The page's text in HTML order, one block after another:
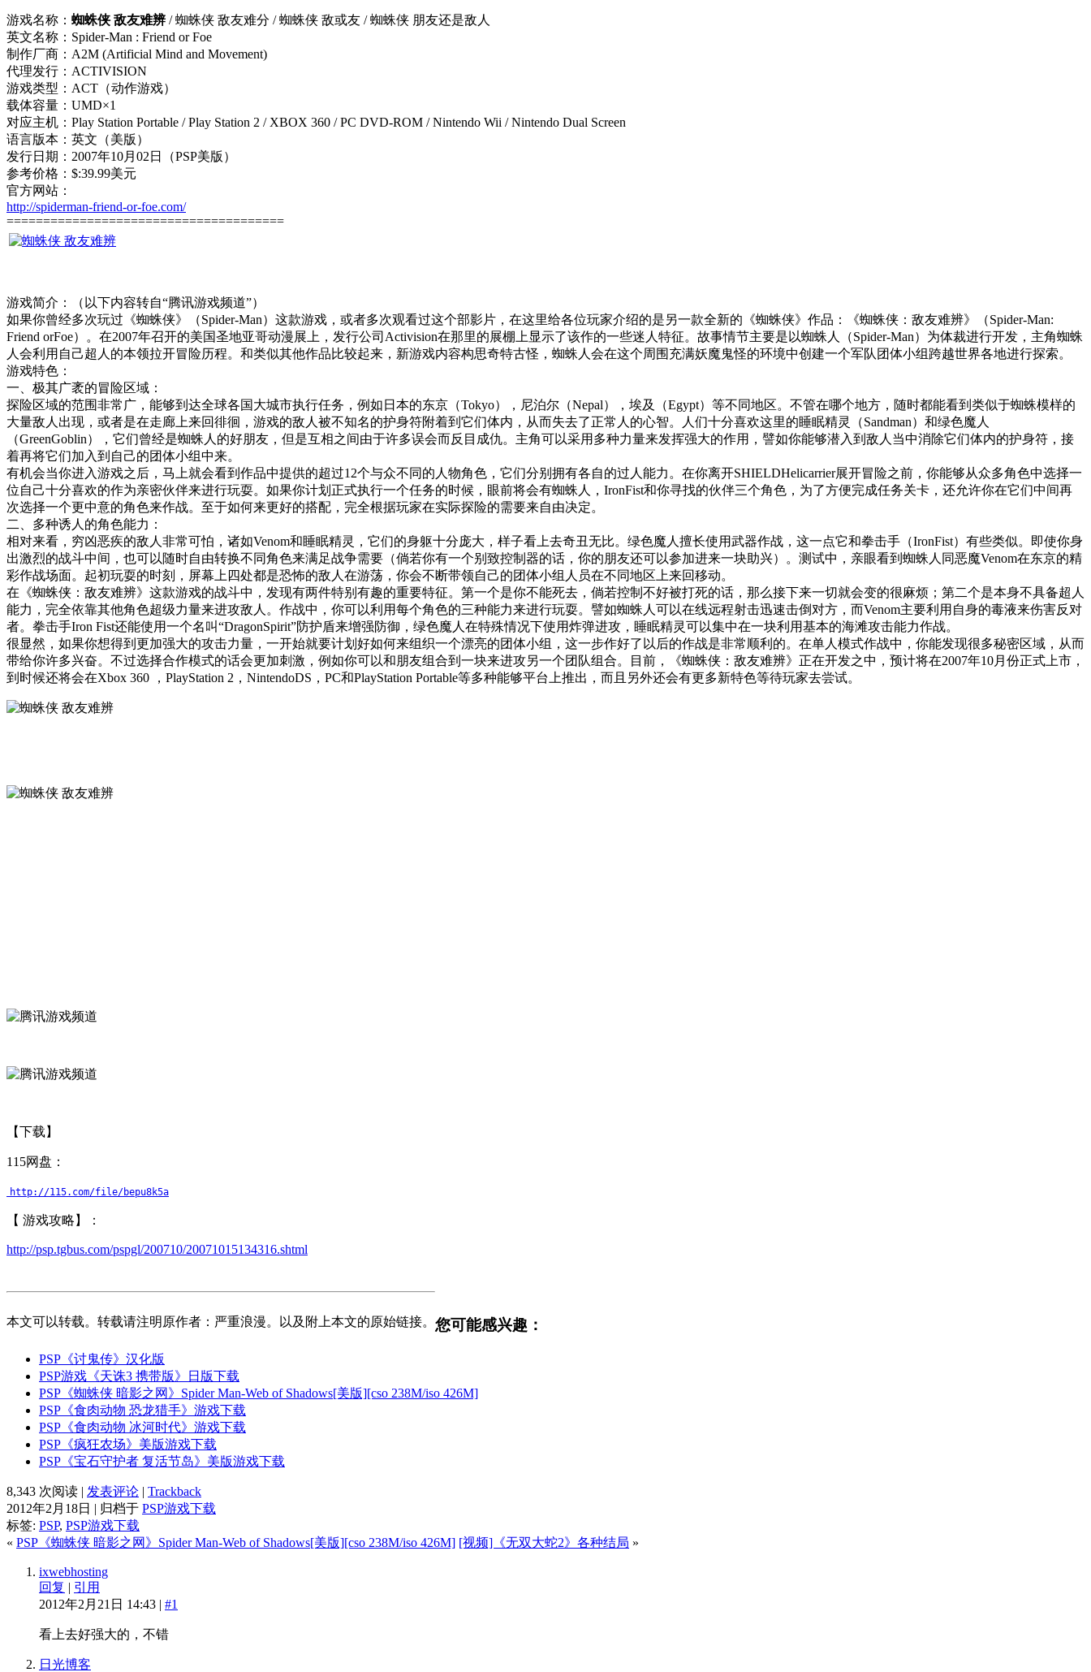
游戏名称： 蜘蛛侠 敌友难辨 / 蜘蛛侠 敌友难分 / 蜘蛛侠 敌或友 / 蜘蛛侠 朋友还是敌人
英文名称：Spider-Man : Friend or Foe
制作厂商：A2M (Artificial Mind and Movement)
代理发行：ACTIVISION
游戏类型：ACT（动作游戏）
载体容量：UMD×1
对应主机：Play Station Portable / Play Station 2 / XBOX 360 / PC DVD-ROM / Nintendo Wii / Nintendo Dual Screen
语言版本：英文（美版）
发行日期：2007年10月02日（PSP美版）
参考价格：$:39.99美元
官方网站：
http://spiderman-friend-or-foe.com/
======================================
游戏简介：（以下内容转自“腾讯游戏频道”）
如果你曾经多次玩过《蜘蛛侠》（Spider-Man）这款游戏，或者多次观看过这个部影片，在这里给各位玩家介绍的是另一款全新的《蜘蛛侠》作品：《蜘蛛侠：敌友难辨》（Spider-Man:
Friend orFoe）。在2007年召开的美国圣地亚哥动漫展上，发行公司Activision在那里的展棚上显示了该作的一些迷人特征。故事情节主要是以蜘蛛人（Spider-Man）为体裁进行开发，主角蜘蛛
人会利用自己超人的本领拉开冒险历程。和类似其他作品比较起来，新游戏内容构思奇特古怪，蜘蛛人会在这个周围充满妖魔鬼怪的环境中创建一个军队团体小组跨越世界各地进行探索。
游戏特色：
一、极其广袤的冒险区域：
探险区域的范围非常广，能够到达全球各国大城市执行任务，例如日本的东京（Tokyo），尼泊尔（Nepal），埃及（Egypt）等不同地区。不管在哪个地方，随时都能看到类似于蜘蛛模样的
大量敌人出现，或者是在走廊上来回徘徊，游戏的敌人被不知名的护身符附着到它们体内，从而失去了正常人的心智。人们十分喜欢这里的睡眠精灵（Sandman）和绿色魔人
（GreenGoblin），它们曾经是蜘蛛人的好朋友，但是互相之间由于许多误会而反目成仇。主角可以采用多种力量来发挥强大的作用，譬如你能够潜入到敌人当中消除它们体内的护身符，接
着再将它们加入到自己的团体小组中来。
有机会当你进入游戏之后，马上就会看到作品中提供的超过12个与众不同的人物角色，它们分别拥有各自的过人能力。在你离开SHIELDHelicarrier展开冒险之前，你能够从众多角色中选择一
位自己十分喜欢的作为亲密伙伴来进行玩耍。如果你计划正式执行一个任务的时候，眼前将会有蜘蛛人，IronFist和你寻找的伙伴三个角色，为了方便完成任务关卡，还允许你在它们中间再
次选择一个更中意的角色来作战。至于如何来更好的搭配，完全根据玩家在实际探险的需要来自由决定。
二、多种诱人的角色能力：
相对来看，穷凶恶疾的敌人非常可怕，诸如Venom和睡眠精灵，它们的身躯十分庞大，样子看上去奇丑无比。绿色魔人擅长使用武器作战，这一点它和拳击手（IronFist）有些类似。即使你身
出激烈的战斗中间，也可以随时自由转换不同角色来满足战争需要（倘若你有一个别致控制器的话，你的朋友还可以参加进来一块助兴）。测试中，亲眼看到蜘蛛人同恶魔Venom在东京的精
彩作战场面。起初玩耍的时刻，屏幕上四处都是恐怖的敌人在游荡，你会不断带领自己的团体小组人员在不同地区上来回移动。
在《蜘蛛侠：敌友难辨》这款游戏的战斗中，发现有两件特别有趣的重要特征。第一个是你不能死去，倘若控制不好被打死的话，那么接下来一切就会变的很麻烦；第二个是本身不具备超人
能力，完全依靠其他角色超级力量来进攻敌人。作战中，你可以利用每个角色的三种能力来进行玩耍。譬如蜘蛛人可以在线远程射击迅速击倒对方，而Venom主要利用自身的毒液来伤害反对
者。拳击手Iron Fist还能使用一个名叫“DragonSpirit”防护盾来增强防御，绿色魔人在特殊情况下使用炸弹进攻，睡眠精灵可以集中在一块利用基本的海滩攻击能力作战。
很显然，如果你想得到更加强大的攻击力量，一开始就要计划好如何来组织一个漂亮的团体小组，这一步作好了以后的作战是非常顺利的。在单人模式作战中，你能发现很多秘密区域，从而
带给你许多兴奋。不过选择合作模式的话会更加刺激，例如你可以和朋友组合到一块来进攻另一个团队组合。目前，《蜘蛛侠：敌友难辨》正在开发之中，预计将在2007年10月份正式上市，
到时候还将会在Xbox 360 ，PlayStation 2，NintendoDS，PC和PlayStation Portable等多种能够平台上推出，而且另外还会有更多新特色等待玩家去尝试。
【下载】
115网盘：
http://115.com/file/bepu8k5a
【 游戏攻略】：
http://psp.tgbus.com/pspgl/200710/20071015134316.shtml
本文可以转载。转载请注明原作者：严重浪漫。以及附上本文的原始链接。 您可能感兴趣：
PSP《讨鬼传》汉化版
PSP游戏《天诛3 携带版》日版下载
PSP《蜘蛛侠 暗影之网》Spider Man-Web of Shadows[美版][cso 238M/iso 426M]
PSP《食肉动物 恐龙猎手》游戏下载
PSP《食肉动物 冰河时代》游戏下载
PSP《疯狂农场》美版游戏下载
PSP《宝石守护者 复活节岛》美版游戏下载
8,343 次阅读 | 发表评论 | Trackback
2012年2月18日 | 归档于 PSP游戏下载
标签: PSP, PSP游戏下载
« PSP《蜘蛛侠 暗影之网》Spider Man-Web of Shadows[美版][cso 238M/iso 426M] [视频]《无双大蛇2》各种结局 »
ixwebhosting
回复 | 引用
2012年2月21日 14:43 | #1
看上去好强大的，不错
日光博客